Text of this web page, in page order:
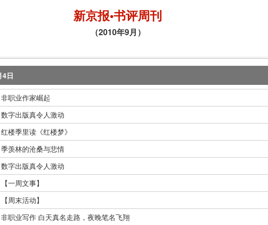
新京报•书评周刊
（2010年9月）
日
非职业作家崛起
数字出版真令人激动
红楼季里读《红楼梦》
季羡林的沧桑与悲情
数字出版真令人激动
【一周文事】
【周末活动】
非职业写作 白天真名走路，夜晚笔名飞翔